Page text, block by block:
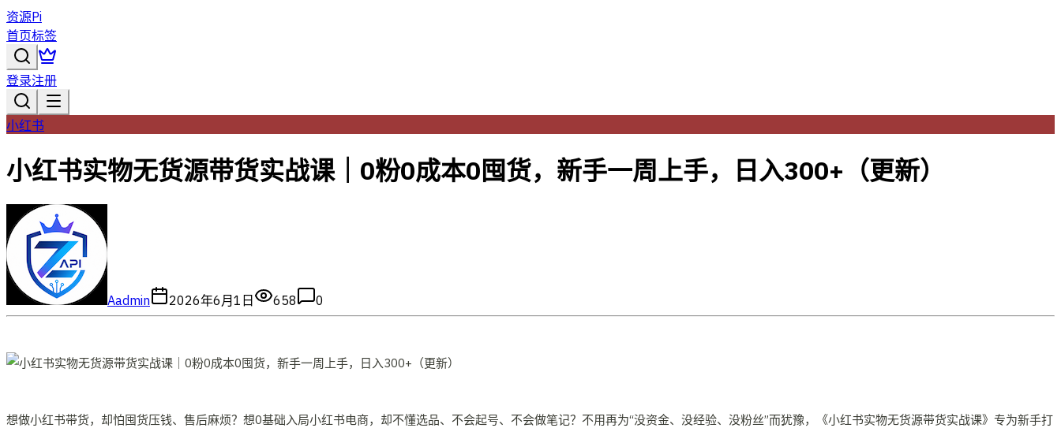
资源Pi
首页标签
登录注册
小红书
小红书实物无货源带货实战课｜0粉0成本0囤货，新手一周上手，日入300+（更新）
Aadmin 2026年6月1日 658 0
想做小红书带货，却怕囤货压钱、售后麻烦？想0基础入局小红书电商，却不懂选品、不会起号、不会做笔记？不用再为“没资金、没经验、没粉丝”而犹豫，《小红书实物无货源带货实战课》专为新手打